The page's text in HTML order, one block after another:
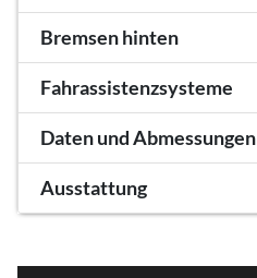
Bremsen hinten
Fahrassistenzsysteme
Daten und Abmessungen
Ausstattung